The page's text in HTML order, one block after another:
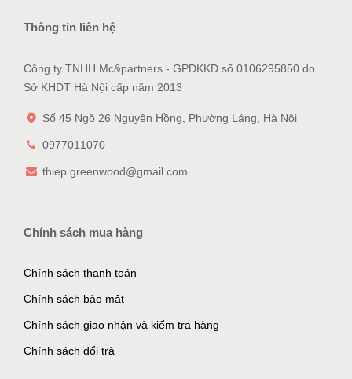
Thông tin liên hệ
Công ty TNHH Mc&partners - GPĐKKD số 0106295850 do
Sở KHDT Hà Nội cấp năm 2013
Số 45 Ngõ 26 Nguyên Hồng, Phường Láng, Hà Nội
0977011070
thiep.greenwood@gmail.com
Chính sách mua hàng
Chính sách thanh toán
Chính sách bảo mật
Chính sách giao nhận và kiểm tra hàng
Chính sách đổi trả